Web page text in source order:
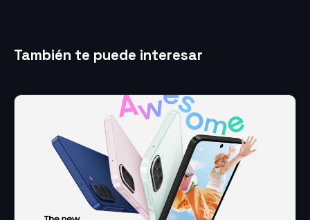
También te puede interesar